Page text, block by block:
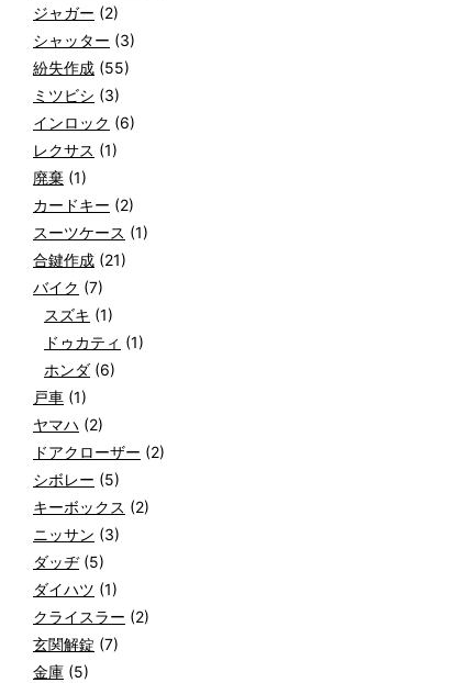
ジャガー (2)
シャッター (3)
紛失作成 (55)
ミツビシ (3)
インロック (6)
レクサス (1)
廃棄 (1)
カードキー (2)
スーツケース (1)
合鍵作成 (21)
バイク (7)
スズキ (1)
ドゥカティ (1)
ホンダ (6)
戸車 (1)
ヤマハ (2)
ドアクローザー (2)
シボレー (5)
キーボックス (2)
ニッサン (3)
ダッヂ(5)
ダイハツ (1)
クライスラー (2)
玄関解錠 (7)
金庫 (5)